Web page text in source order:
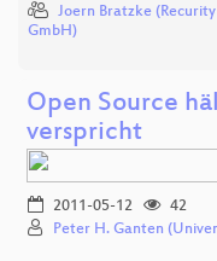
Joern Bratzke
GmbH)
Open Source
verspricht
2011-05-12
42
Peter H. Ganten